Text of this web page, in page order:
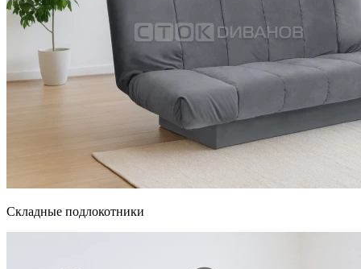
Складные подлокотники